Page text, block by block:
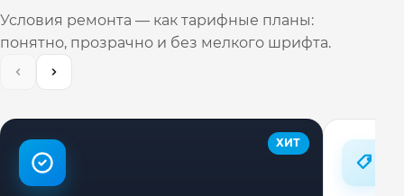
Условия ремонта — как тарифные планы:
понятно, прозрачно и без мелкого шрифта.
ХИТ